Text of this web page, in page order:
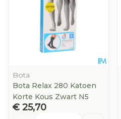
Bota
Bota Relax 280 Katoen
Korte Kous Zwart N5
€ 25,70